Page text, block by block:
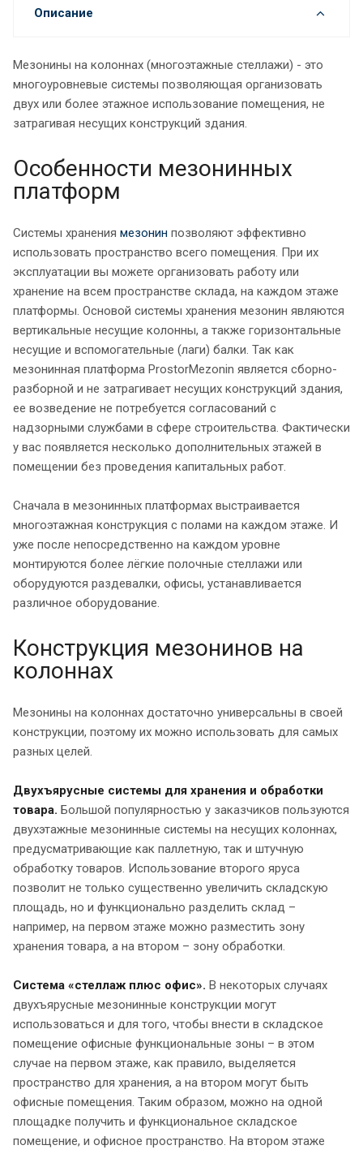
Описание
Мезонины на колоннах (многоэтажные стеллажи) - это
многоуровневые системы позволяющая организовать
двух или более этажное использование помещения, не
затрагивая несущих конструкций здания.
Особенности мезонинных
платформ
Системы хранения мезонин позволяют эффективно
использовать пространство всего помещения. При их
эксплуатации вы можете организовать работу или
хранение на всем пространстве склада, на каждом этаже
платформы. Основой системы хранения мезонин являются
вертикальные несущие колонны, а также горизонтальные
несущие и вспомогательные (лаги) балки. Так как
мезонинная платформа ProstorMezonin является сборно-
разборной и не затрагивает несущих конструкций здания,
ее возведение не потребуется согласований с
надзорными службами в сфере строительства. Фактически
у вас появляется несколько дополнительных этажей в
помещении без проведения капитальных работ.
Сначала в мезонинных платформах выстраивается
многоэтажная конструкция с полами на каждом этаже. И
уже после непосредственно на каждом уровне
монтируются более лёгкие полочные стеллажи или
оборудуются раздевалки, офисы, устанавливается
различное оборудование.
Конструкция мезонинов на
колоннах
Мезонины на колоннах достаточно универсальны в своей
конструкции, поэтому их можно использовать для самых
разных целей.
Двухъярусные системы для хранения и обработки
товара. Большой популярностью у заказчиков пользуются
двухэтажные мезонинные системы на несущих колоннах,
предусматривающие как паллетную, так и штучную
обработку товаров. Использование второго яруса
позволит не только существенно увеличить складскую
площадь, но и функционально разделить склад –
например, на первом этаже можно разместить зону
хранения товара, а на втором – зону обработки.
Система «стеллаж плюс офис». В некоторых случаях
двухъярусные мезонинные конструкции могут
использоваться и для того, чтобы внести в складское
помещение офисные функциональные зоны – в этом
случае на первом этаже, как правило, выделяется
пространство для хранения, а на втором могут быть
офисные помещения. Таким образом, можно на одной
площадке получить и функциональное складское
помещение, и офисное пространство. На втором этаже